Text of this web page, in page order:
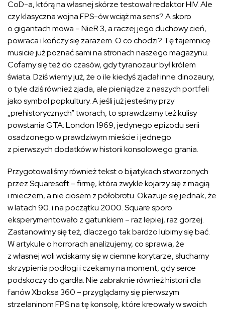
CoD-a, którą na własnej skórze testował redaktor HIV. Ale
czy klasyczna wojna FPS-ów wciąż ma sens? A skoro
o gigantach mowa – NieR 3, a raczej jego duchowy cień,
powraca i kończy się zarazem. O co chodzi? Tę tajemnicę
musicie już poznać sami na stronach naszego magazynu.
Cofamy się też do czasów, gdy tyranozaur był królem
świata. Dziś wiemy już, że o ile kiedyś zjadał inne dinozaury,
o tyle dziś również zjada, ale pieniądze z naszych portfeli
jako symbol popkultury. A jeśli już jesteśmy przy
„prehistorycznych” tworach, to sprawdzamy też kulisy
powstania GTA: London 1969, jedynego epizodu serii
osadzonego w prawdziwym mieście i jednego
z pierwszych dodatków w historii konsolowego grania.
Przygotowaliśmy również tekst o bijatykach stworzonych
przez Squaresoft – firmę, która zwykle kojarzy się z magią
i mieczem, a nie ciosem z półobrotu. Okazuje się jednak, że
w latach 90. i na początku 2000. Square sporo
eksperymentowało z gatunkiem – raz lepiej, raz gorzej.
Zastanowimy się też, dlaczego tak bardzo lubimy się bać.
W artykule o horrorach analizujemy, co sprawia, że
z własnej woli wciskamy się w ciemne korytarze, słuchamy
skrzypienia podłogi i czekamy na moment, gdy serce
podskoczy do gardła. Nie zabraknie również historii dla
fanów Xboksa 360 – przyglądamy się pierwszym
strzelaninom FPS na tę konsolę, które kreowały w swoich